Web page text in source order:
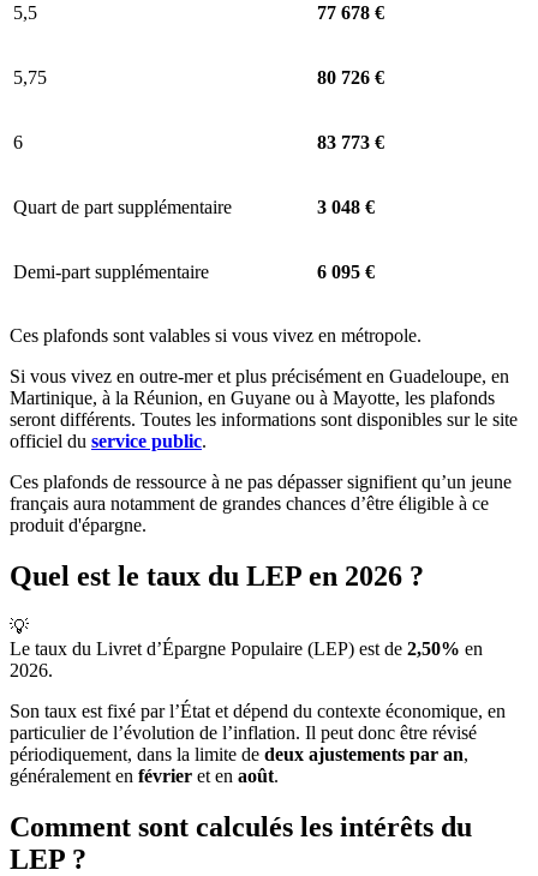
5,5 77 678 €
5,75 80 726 €
6 83 773 €
Quart de part supplémentaire 3 048 €
Demi-part supplémentaire 6 095 €
Ces plafonds sont valables si vous vivez en métropole.
Si vous vivez en outre-mer et plus précisément en Guadeloupe, en
Martinique, à la Réunion, en Guyane ou à Mayotte, les plafonds
seront différents. Toutes les informations sont disponibles sur le site
officiel du service public.
Ces plafonds de ressource à ne pas dépasser signifient qu’un jeune
français aura notamment de grandes chances d’être éligible à ce
produit d'épargne.
Quel est le taux du LEP en 2026 ?
💡
Le taux du Livret d’Épargne Populaire (LEP) est de 2,50% en
2026.
Son taux est fixé par l’État et dépend du contexte économique, en
particulier de l’évolution de l’inflation. Il peut donc être révisé
périodiquement, dans la limite de deux ajustements par an,
généralement en février et en août.
Comment sont calculés les intérêts du
LEP ?